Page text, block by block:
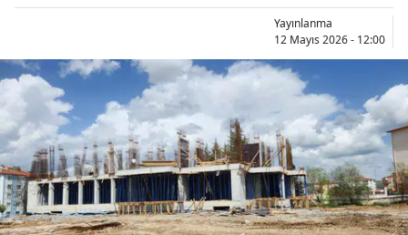
Bolu
Burdur
Bursa
Çanakkale
Çankırı
Çorum
Yayınlanma
12 Mayıs 2026 - 12:00